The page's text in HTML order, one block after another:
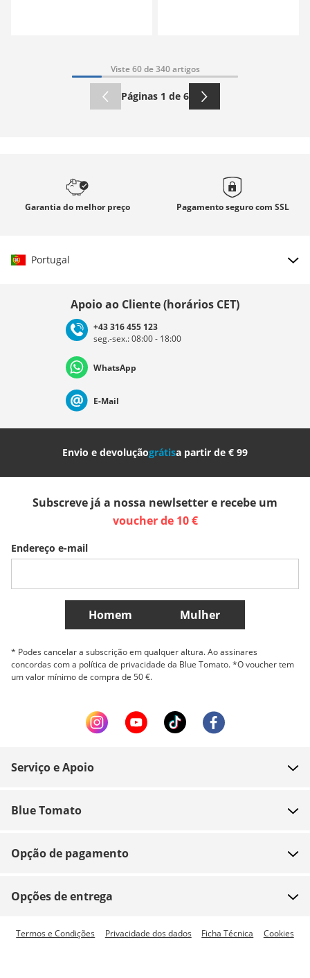
Viste 60 de 340 artigos
Páginas 1 de 6
Garantiado melhor preço Pagamento seguro com SSL
Portugal
Deutschland Österreich
Nederland Italia (Italiano) Italien (Deutsch)
Slovenija
Belgique (Français) Danmark Norge
Mais países
Apoio ao Cliente (horários CET)
+43 316 455 123
seg.-sex.: 08:00 - 18:00
WhatsApp
E-Mail
Envio e devoluçãográtisa partir de € 99
Subscreve já a nossa newlsetter e recebe um
voucher de 10 €
Endereço e-mail
Homem Mulher
* Podes cancelar a subscrição em qualquer altura. Ao assinares
concordas com a política de privacidade da Blue Tomato. *O voucher tem
um valor mínimo de compra de 50 €.
Serviço e Apoio
Pagamento
Devoluções
Tracking de encomenda
Blue Tomato
Emprego
Blue World
Opção de pagamento
Opções de entrega
Envio expresso disponível
Termos e Condições Privacidade dos dados Ficha Técnica Cookies